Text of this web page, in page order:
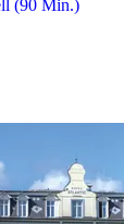
(90 Min.)